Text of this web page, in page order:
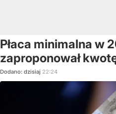
Płaca minimalna w
zaproponował
Dodano: dzisiaj 22:24